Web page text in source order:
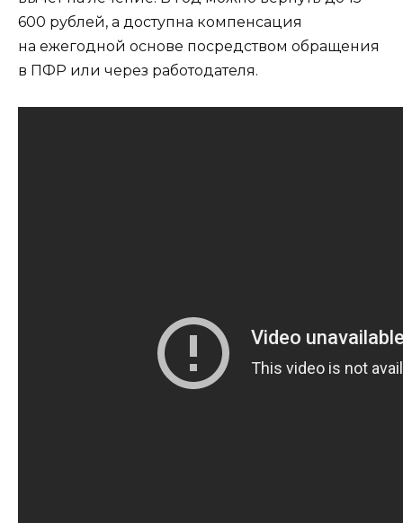
600 рублей, а доступна компенсация
на ежегодной основе посредством обращения
в ПФР или через работодателя.